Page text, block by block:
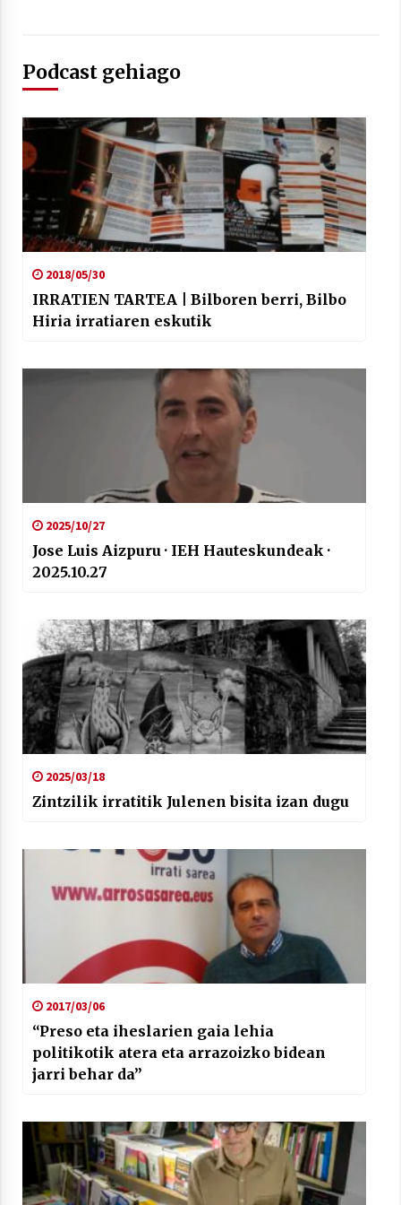
Berria egunkarian elkarrizketa
2021/07/06
Hala Bedi irratiko Hizpidea saioan
Arrosaren 20 urteez
2021/07/03
2021/07/01
Podcast gehiago
2018/05/30
IRRATIEN TARTEA | Bilboren berri, Bilbo
Hiria irratiaren eskutik
2025/10/27
Jose Luis Aizpuru · IEH Hauteskundeak ·
2025.10.27
2025/03/18
Zintzilik irratitik Julenen bisita izan dugu
2017/03/06
“Preso eta iheslarien gaia lehia
politikotik atera eta arrazoizko bidean
jarri behar da”